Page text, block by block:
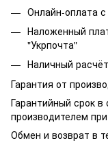
Онлайн-оплата
Наложенный
"Укрпочта"
Наличный
Гарантия от
Гарантийный срок в
производителем
Обмен и возврат в